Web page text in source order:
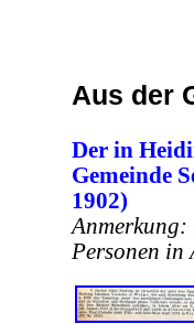
Aus der
Der in
Gemeinde
1902)
Anmerkung:
Personen in